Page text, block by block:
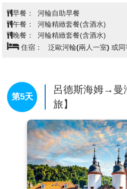
著著名的畫眉鳥小巷漫步，兩
館與咖啡館散發濃厚德國風情
至今仍保留古老釀酒文化與熱
幅充滿生活氣息的歐洲風景畫。
於呂德斯海姆的葡萄園之間，
享受悠閒時光。晚上自由夜訪
街】(俗稱畫眉鳥小巷)
織出迷人的夜晚氛圍。今天晚
上午沿著最精華的浪漫萊茵
【呂德斯海姆】，下午進行岸
晚上自由夜訪羅德塞爾街，今
姆。
早餐：
河輪自助早餐
午餐：
河輪精緻套餐(含酒水)
晚餐：
河輪精緻套餐(含酒水)
住宿：
泛歐河輪(兩人一室) 或同
第5天
呂德斯海姆→曼
旅】